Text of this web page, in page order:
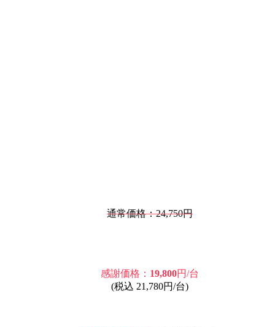
通常価格：24,750円
感謝価格： 19,800円/台
(税込 21,780円/台)